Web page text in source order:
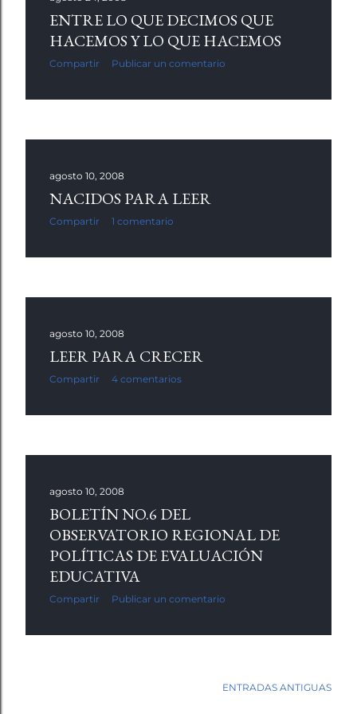
ENTRE LO QUE DECIMOS QUE
HACEMOS Y LO QUE HACEMOS
Compartir Publicar un comentario
agosto 10, 2008
NACIDOS PARA LEER
Compartir 1 comentario
agosto 10, 2008
LEER PARA CRECER
Compartir 4 comentarios
agosto 10, 2008
BOLETÍN NO.6 DEL
OBSERVATORIO REGIONAL DE
POLÍTICAS DE EVALUACIÓN
EDUCATIVA
Compartir Publicar un comentario
ENTRADAS ANTIGUAS